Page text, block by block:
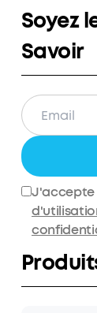
Soyez
Savoir
J'accepte